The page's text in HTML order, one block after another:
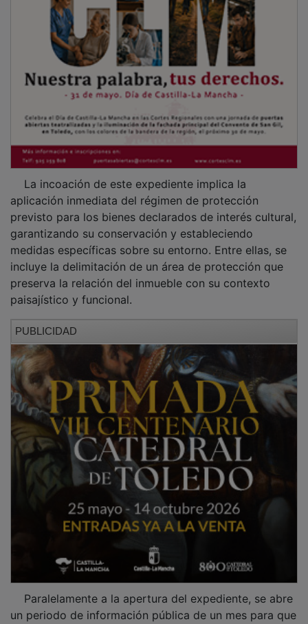
aplicación inmediata del régimen de protección
previsto para los bienes declarados de interés cultural,
garantizando su conservación y estableciendo
medidas específicas sobre su entorno. Entre ellas, se
incluye la delimitación de un área de protección que
preserva la relación del inmueble con su contexto
paisajístico y funcional.
un periodo de información pública de un mes para que